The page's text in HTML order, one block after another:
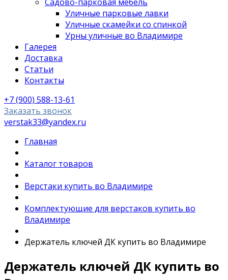
Уличные парковые лавки
Уличные скамейки со спинкой
Урны уличные во Владимире
Галерея
Доставка
Статьи
Контакты
+7 (900) 588-13-61
Заказать звонок
verstak33@yandex.ru
Главная
Каталог товаров
Верстаки купить во Владимире
Комплектующие для верстаков купить во
Владимире
Держатель ключей ДК купить во Владимире
Держатель ключей ДК купить во